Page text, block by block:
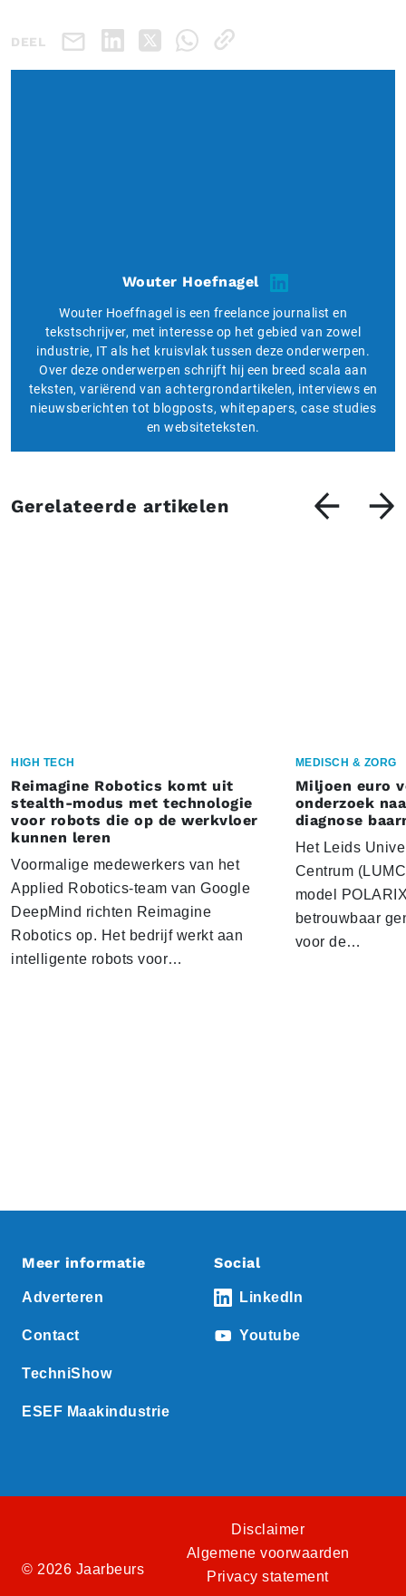
DEEL
Wouter Hoefnagel
Wouter Hoeffnagel is een freelance journalist en
tekstschrijver, met interesse op het gebied van zowel
industrie, IT als het kruisvlak tussen deze onderwerpen.
Over deze onderwerpen schrijft hij een breed scala aan
teksten, variërend van achtergrondartikelen, interviews en
nieuwsberichten tot blogposts, whitepapers, case studies
en websiteteksten.
Gerelateerde artikelen
HIGH TECH
Reimagine Robotics komt uit
stealth-modus met technologie
voor robots die op de werkvloer
kunnen leren
Voormalige medewerkers van het
Applied Robotics-team van Google
DeepMind richten Reimagine
Robotics op. Het bedrijf werkt aan
intelligente robots voor…
MEDISCH & ZORG
Miljoen euro
onderzoek
diagnose
Het Leids
Centrum
model
betrouwbaar
voor de…
Meer informatie
Adverteren
Contact
TechniShow
ESEF Maakindustrie
Social
LinkedIn
Youtube
© 2026 Jaarbeurs
Disclaimer
Algemene voorwaarden
Privacy statement